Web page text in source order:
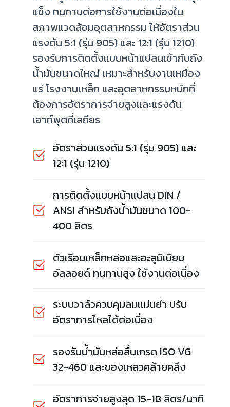
แข็ง ทนทานต่อการใช้งานต่อเนื่องใน
สภาพแวดล้อมอุตสาหกรรม ให้อัตราส่วน
แรงดัน 5:1 (รุ่น 905) และ 12:1 (รุ่น 1210)
รองรับการติดตั้งแบบหน้าแปลนเข้ากับถัง
น้ำมันขนาดใหญ่ เหมาะสำหรับงานเหมือง
แร่ โรงงานเหล็ก และอุตสาหกรรมหนักที่
ต้องการอัตราการจ่ายสูงและแรงดัน
เอาท์พุตที่เสถียร
อัตราส่วนแรงดัน 5:1 (รุ่น 905) และ
12:1 (รุ่น 1210)
การติดตั้งแบบหน้าแปลน DIN /
ANSI สำหรับถังน้ำมันขนาด 100-
400 ลิตร
ตัวเรือนเหล็กหล่อและอะลูมิเนียม
อัลลอยด์ ทนทานสูง ใช้งานต่อเนื่อง
ระบบวาล์วควบคุมลมแม่นยำ ปรับ
อัตราการไหลได้ต่อเนื่อง
รองรับน้ำมันหล่อลื่นเกรด ISO VG
32-460 และของเหลวคล้ายคลึง
อัตราการจ่ายสูงสุด 15-18 ลิตร/นาที